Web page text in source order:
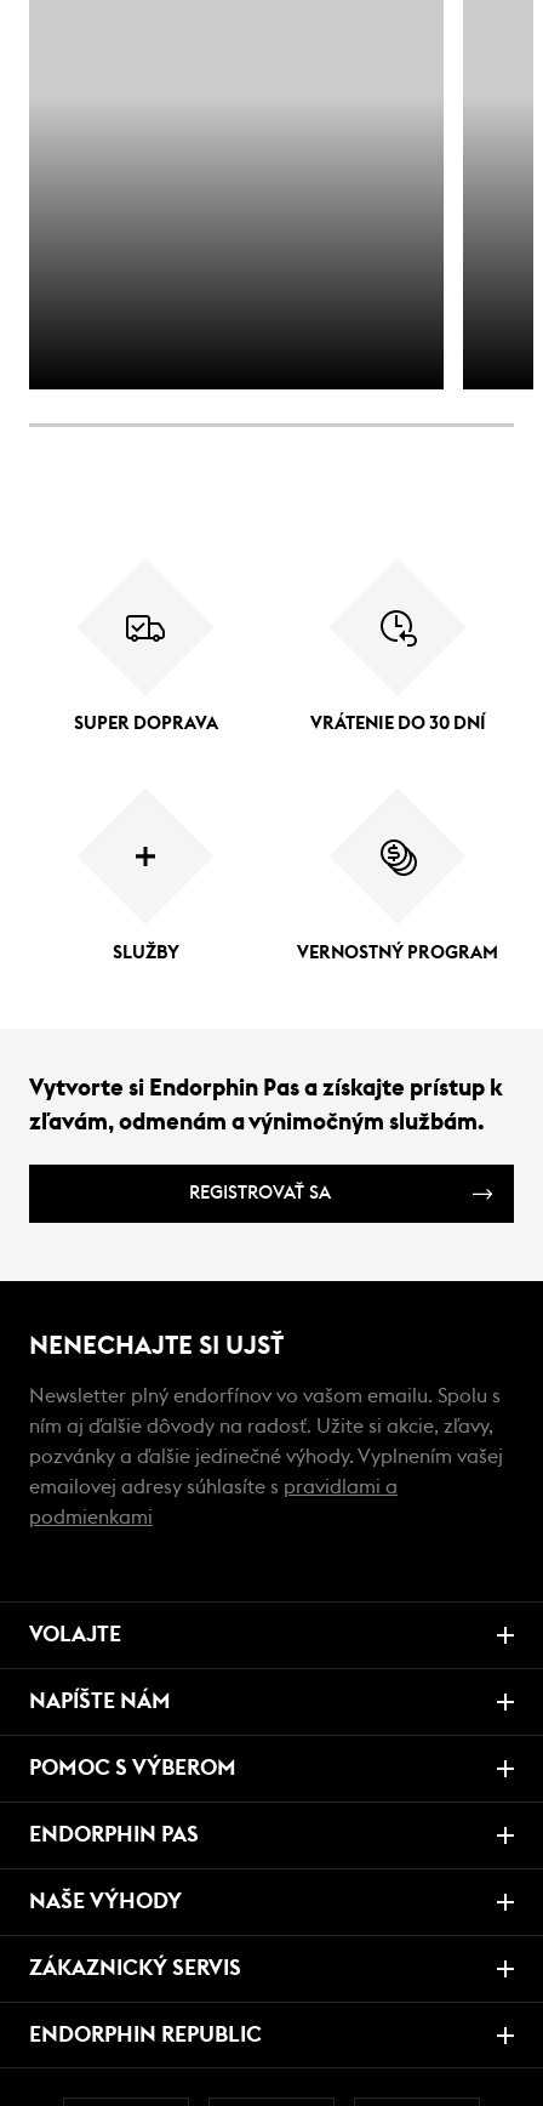
SUPER DOPRAVA VRÁTENIE DO 30 DNÍ
SLUŽBY VERNOSTNÝ PROGRAM
Vytvorte si Endorphin Pas a získajte prístup k
zľavám, odmenám a výnimočným službám.
REGISTROVAŤ SA
NENECHAJTE SI UJSŤ
Newsletter plný endorfínov vo vašom emailu. Spolu s
ním aj ďalšie dôvody na radosť. Užite si akcie, zľavy,
pozvánky a ďalšie jedinečné výhody. Vyplnením vašej
emailovej adresy súhlasíte s pravidlami a
podmienkami
VOLAJTE
NAPÍŠTE NÁM
POMOC S VÝBEROM
ENDORPHIN PAS
NAŠE VÝHODY
ZÁKAZNICKÝ SERVIS
ENDORPHIN REPUBLIC